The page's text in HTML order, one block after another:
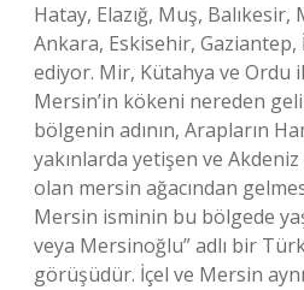
Hatay, Elazığ, Muş,
Ankara, Eskisehir, Gaziantep,
ediyor. Mir, Kütahya ve Ordu
Mersin’in kökeni nereden
bölgenin adının, Arapların
yakınlarda yetişen ve
olan mersin ağacından
Mersin isminin bu bölgede
veya Mersinoğlu” adlı bir
görüşüdür. İçel ve Mersin